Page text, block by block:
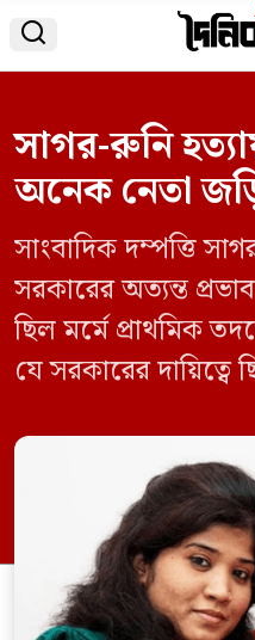

সাগর-রুনি
অনেক নেতা
সাংবাদিক দম্পত্তি
সরকারের অত্যন্ত
ছিল মর্মে প্রাথমিক
যে সরকারের
নাম এসেছে। তদন্তের
বাধা থাকায় এখন
বাধা নেই, তাই তদন্ত
আসতে […]